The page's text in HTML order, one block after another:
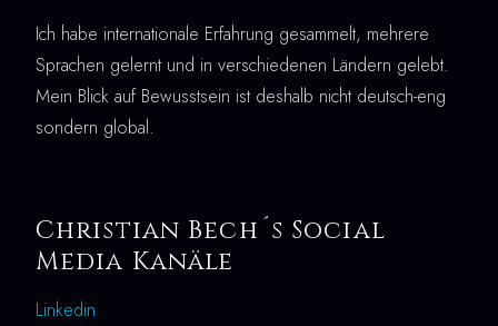
Ich habe internationale Erfahrung gesammelt, mehrere
Sprachen gelernt und in verschiedenen Ländern gelebt.
Mein Blick auf Bewusstsein ist deshalb nicht deutsch-eng
sondern global.
Christian Bech´s Social
Media Kanäle
Linkedin